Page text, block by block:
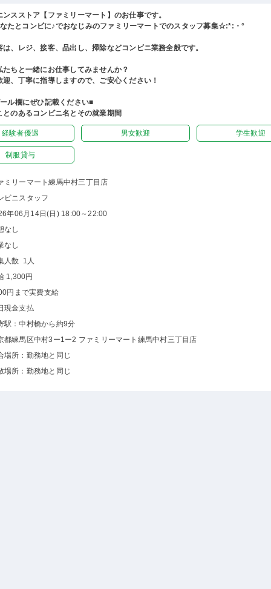
ンスストア【ファミリーマート】のお仕事です。
たとコンビに♪でおなじみのファミリーマートでのスタッフ募集☆:*:・°
は、レジ、接客、品出し、掃除などコンビニ業務全般です。
たちと一緒にお仕事してみませんか？
迎、丁寧に指導しますので、ご安心ください！
ル欄にぜひ記載ください■
とのあるコンビニ名とその就業期間
経験者優遇 男女歓迎 学生歓迎
制服貸与
ミリーマート練馬中村三丁目店
ビニスタッフ
年06月14日(日) 18:00～22:00
なし
なし
人数 1人
1,300円
円まで実費支給
現金支払
駅：中村橋から約9分
都練馬区中村3ー1ー2 ファミリーマート練馬中村三丁目店
場所：勤務地と同じ
場所：勤務地と同じ